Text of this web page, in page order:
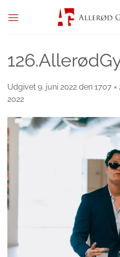
Udgivet 9. juni 2022 den 1707 ×
2022